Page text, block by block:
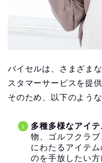
バイセルは、さまざま
スタマーサービスを提
そのため、以下のよう
多種多様なアイ
物、ゴルフクラ
にわたるアイテ
のを手放したい方